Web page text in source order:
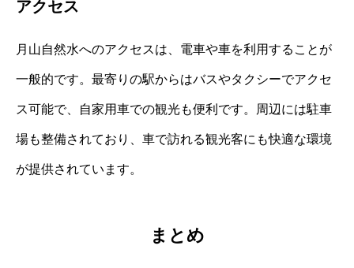
アクセス
月山自然水へのアクセスは、電車や車を利用することが
一般的です。最寄りの駅からはバスやタクシーでアクセ
ス可能で、自家用車での観光も便利です。周辺には駐車
場も整備されており、車で訪れる観光客にも快適な環境
が提供されています。
まとめ